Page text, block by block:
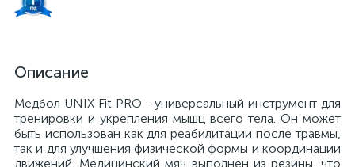
Описание
Медбол UNIX Fit PRO - универсальный инструмент для
тренировки и укрепления мышц всего тела. Он может
быть использован как для реабилитации после травмы,
так и для улучшения физической формы и координации
движений. Медицинский мяч выполнен из резины, что